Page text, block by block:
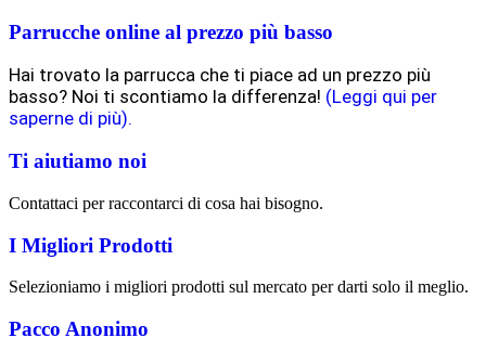
Parrucche online al prezzo più basso
Hai trovato la parrucca che ti piace ad un prezzo più
basso? Noi ti scontiamo la differenza! (Leggi qui per
saperne di più).
Ti aiutiamo noi
Contattaci per raccontarci di cosa hai bisogno.
I Migliori Prodotti
Selezioniamo i migliori prodotti sul mercato per darti solo il meglio.
Pacco Anonimo